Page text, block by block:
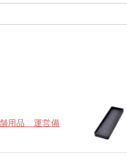
用品 運営備